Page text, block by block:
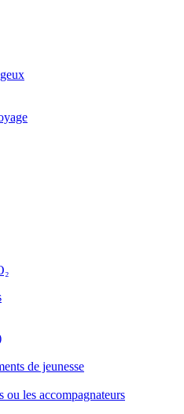
de jeunesse
ou les accompagnateurs